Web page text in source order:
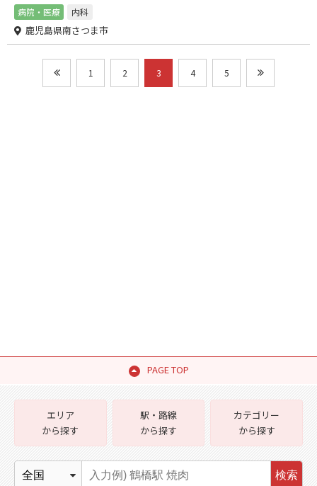
病院・医療 内科
鹿児島県南さつま市
1 2 3 4 5
PAGE TOP
エリア
から探す
駅・路線
から探す
カテゴリー
から探す
検索